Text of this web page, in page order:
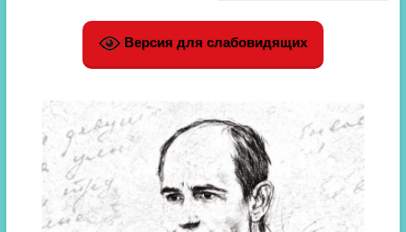
Версия для слабовидящих